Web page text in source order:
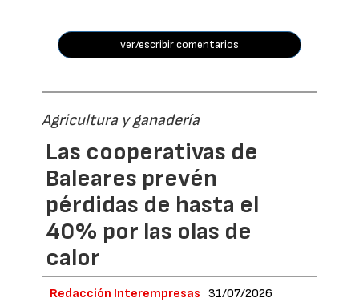
ver/escribir comentarios
Agricultura y ganadería
Las cooperativas de
Baleares prevén
pérdidas de hasta el
40% por las olas de
calor
Redacción Interempresas 31/07/2026